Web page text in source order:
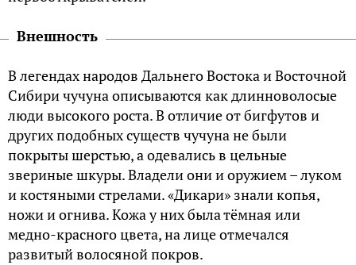
Внешность
В легендах народов Дальнего Востока и Восточной
Сибири чучуна описываются как длинноволосые
люди высокого роста. В отличие от бигфутов и
других подобных существ чучуна не были
покрыты шерстью, а одевались в цельные
звериные шкуры. Владели они и оружием – луком
и костяными стрелами. «Дикари» знали копья,
ножи и огнива. Кожа у них была тёмная или
медно-красного цвета, на лице отмечался
развитый волосяной покров.